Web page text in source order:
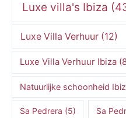
Luxe villa's Ibiza
Luxe Villa Verhuur (12)
Luxe Villa Verhuur Ibiza
Natuurlijke schoonheid
Sa Pedrera (5) Sa